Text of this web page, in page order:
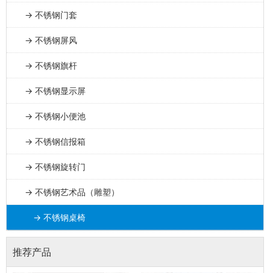
→ 不锈钢门套
→ 不锈钢屏风
→ 不锈钢旗杆
→ 不锈钢显示屏
→ 不锈钢小便池
→ 不锈钢信报箱
→ 不锈钢旋转门
→ 不锈钢艺术品（雕塑）
→ 不锈钢桌椅
推荐产品